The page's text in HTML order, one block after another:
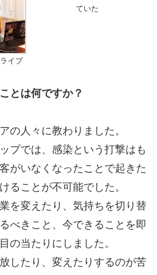
イブ
ていた
とは何ですか？
の人々に教わりました。
プでは、感染という打撃はも
がいなくなったことで起きた
ることが不可能でした。
を変えたり、気持ちを切り替
べきこと、今できることを即
の当たりにしました。
したり、変えたりするのが苦